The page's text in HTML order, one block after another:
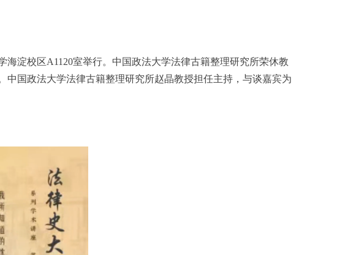
海淀校区A1120室举行。中国政法大学法律古籍整理研究所荣休教
中国政法大学法律古籍整理研究所赵晶教授担任主持，与谈嘉宾为